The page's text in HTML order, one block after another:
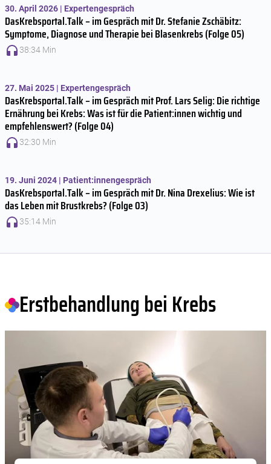
30. April 2026 | Expertengespräch
DasKrebsportal.Talk – im Gespräch mit Dr. Stefanie Zschäbitz:
Symptome, Diagnose und Therapie bei Blasenkrebs (Folge 05)
38:34 Min
27. Mai 2025 | Expertengespräch
DasKrebsportal.Talk – im Gespräch mit Prof. Lars Selig: Die richtige
Ernährung bei Krebs: Was ist für die Patient:innen wichtig und
empfehlenswert? (Folge 04)
32:30 Min
19. Juni 2024 | Patient:innengespräch
DasKrebsportal.Talk – im Gespräch mit Dr. Nina Drexelius: Wie ist
das Leben mit Brustkrebs? (Folge 03)
35:14 Min
Erstbehandlung bei Krebs